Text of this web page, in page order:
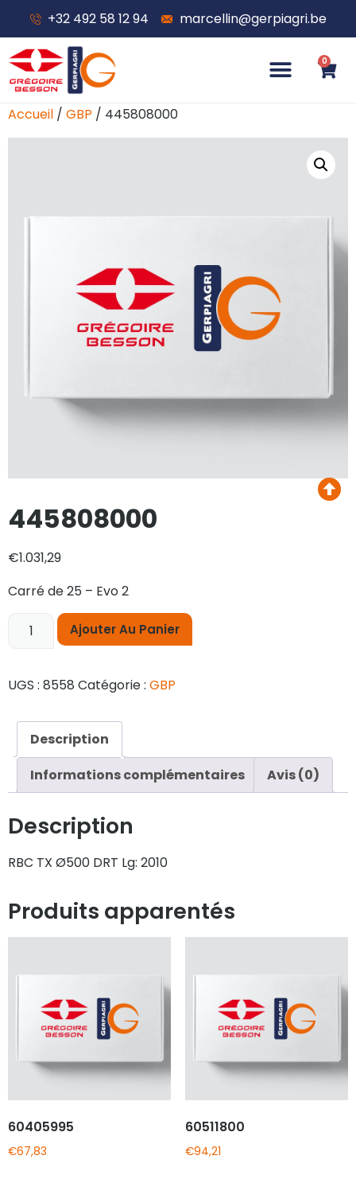
+32 492 58 12 94 marcellin@gerpiagri.be
0
Accueil / GBP / 445808000
445808000
€1.031,29
Carré de 25 – Evo 2
Ajouter Au Panier
UGS : 8558 Catégorie : GBP
Description
Informations complémentaires
Avis (0)
Description
RBC TX Ø500 DRT Lg: 2010
Produits apparentés
60405995
€67,83
60511800
€94,21